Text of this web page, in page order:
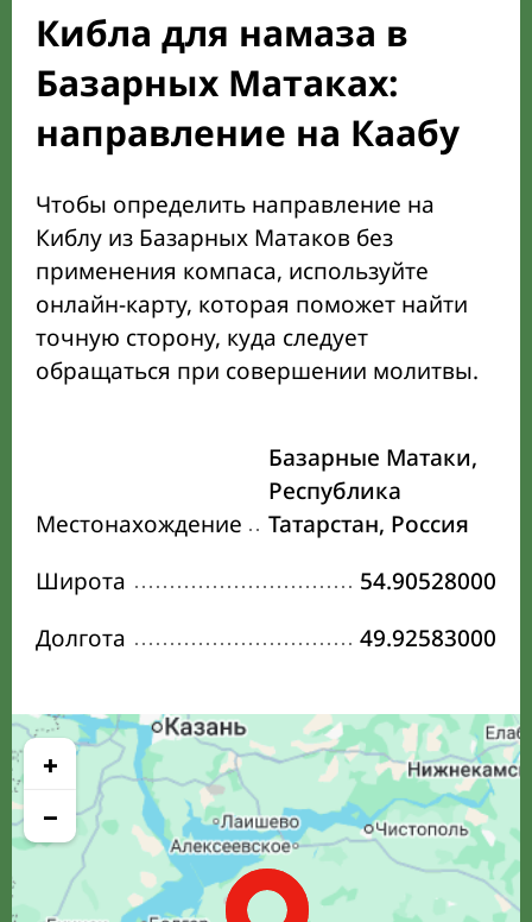
Кибла для намаза в
Базарных Матаках:
направление на Каабу
Чтобы определить направление на
Киблу из Базарных Матаков без
применения компаса, используйте
онлайн-карту, которая поможет найти
точную сторону, куда следует
обращаться при совершении молитвы.
Местонахождение
Базарные Матаки,
Республика
Татарстан, Россия
Широта
54.90528000
Долгота
49.92583000
+
−